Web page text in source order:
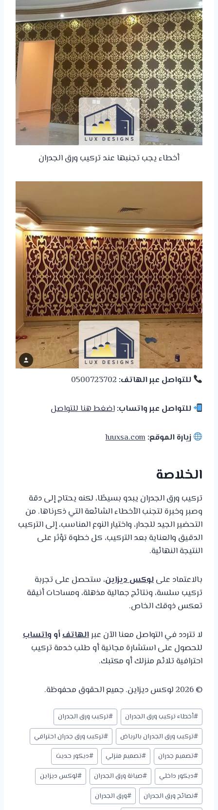
أخطاء يجب تجنبها عند تركيب ورق الجدران
للتواصل عبر الهاتف:
للتواصل عبر واتساب: اضغط هنا للتواصل
زيارة الموقع: luuxsa.com
الخلاصة
تركيب ورق الجدران يبدو بسيطًا، لكنه يحتاج إلى دقة
وصبر وخبرة لتجنب الأخطاء الشائعة التي ذكرناها. من
التحضير الجيد للجدار، واختيار النوع المناسب، إلى التركيب
الدقيق والعناية بعد التركيب، كل خطوة تؤثر على
النتيجة النهائية.
بالاعتماد علىلوكس ديزاين، ستحصل على تجربة
تركيب سلسة، ونتائج جمالية مذهلة، ومساحات أنيقة
تعكس ذوقك الخاص.
لا تتردد في التواصل معنا الآن عبرالهاتفأو واتساب
للحصول على استشارة مجانية أو طلب خدمة تركيب
احترافية تلائم منزلك أو مكتبك.
© 2026 لوكس ديزاين. جميع الحقوق محفوظة.
وسوم
المقال:
#أخطاء تركيب ورق الجدران #تركيب ورق الجدران
#تركيب ورق الجدران بالرياض #تركيب ورق جدران احترافي
#تصميم جدران #تصميم منزلي #ديكور حديث
#ديكور داخلي #صيانة ورق الجدران #لوكس ديزاين
#نصائح ورق الجدران #ورق الجدران